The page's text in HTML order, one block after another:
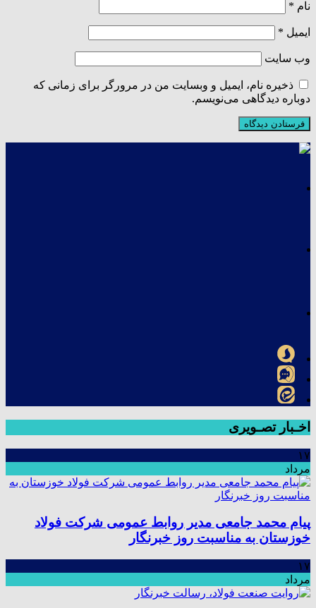
نام *
ایمیل *
وب‌ سایت
ذخیره نام، ایمیل و وبسایت من در مرورگر برای زمانی که
دوباره دیدگاهی می‌نویسم.
اخـبار تصـویری
۱۷
مرداد
پیام محمد جامعی مدیر روابط عمومی شرکت فولاد
خوزستان به مناسبت روز خبرنگار
۱۷
مرداد